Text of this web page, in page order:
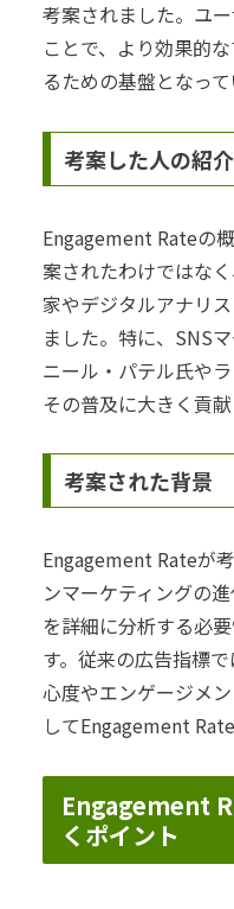
考案されました。ユ
ことで、より効果的
るための基盤となって
考案した人の紹介
Engagement Rateの
案されたわけではな
家やデジタルアナリ
ました。特に、SNS
ニール・パテル氏や
その普及に大きく貢献
考案された背景
Engagement Rateが
ンマーケティングの
を詳細に分析する必
す。従来の広告指標
心度やエンゲージメ
してEngagement
Engagement
くポイント